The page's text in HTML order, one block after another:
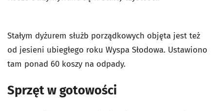
Stałym dyżurem służb porządkowych objęta jest też
od jesieni ubiegłego roku Wyspa Słodowa. Ustawiono
tam ponad 60 koszy na odpady.
Sprzęt w gotowości